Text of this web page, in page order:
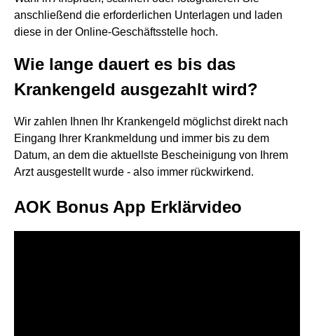
anschließend die erforderlichen Unterlagen und laden
diese in der Online-Geschäftsstelle hoch.
Wie lange dauert es bis das
Krankengeld ausgezahlt wird?
Wir zahlen Ihnen Ihr Krankengeld möglichst direkt nach
Eingang Ihrer Krankmeldung und immer bis zu dem
Datum, an dem die aktuellste Bescheinigung von Ihrem
Arzt ausgestellt wurde - also immer rückwirkend.
AOK Bonus App Erklärvideo